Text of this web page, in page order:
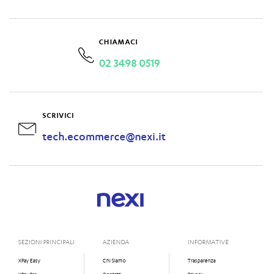
CHIAMACI
02 3498 0519
SCRIVICI
tech.ecommerce@nexi.it
SEZIONI PRINCIPALI
XPay Easy
AZIENDA
Chi Siamo
INFORMATIVE
Trasparenza